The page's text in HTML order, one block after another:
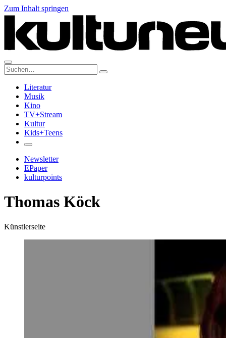
Zum Inhalt springen
Suche:
Literatur
Musik
Kino
TV+Stream
Kultur
Kids+Teens
Newsletter
EPaper
kulturpoints
Thomas Köck
Künstlerseite